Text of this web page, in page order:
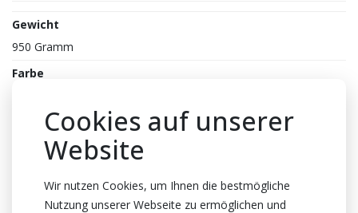
Gewicht
950 Gramm
Farbe
40cm Höhe
Cookies auf unserer
Website
Wir nutzen Cookies, um Ihnen die bestmögliche
Nutzung unserer Webseite zu ermöglichen und